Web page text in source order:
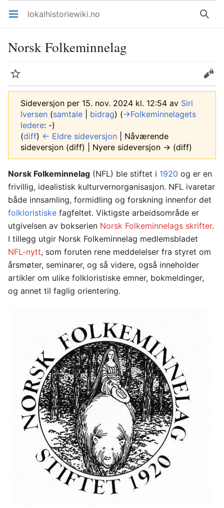
Åpne hovedmenyen lokalhistoriewiki.no Søk
Norsk Folkeminnelag
Overvåk Rediger
Sideversjon per 15. nov. 2024 kl. 12:54 av Siri
Iversen (samtale bidrag) (→‎Folkeminnelagets
ledere: -)
(diff) ← Eldre sideversjon | Nåværende
sideversjon (diff) | Nyere sideversjon → (diff)
Norsk Folkeminnelag (NFL) ble stiftet i 1920 og er en
frivillig, idealistisk kulturvernorganisasjon. NFL ivaretar
både innsamling, formidling og forskning innenfor det
folkloristiske fagfeltet. Viktigste arbeidsområde er
utgivelsen av bokserien Norsk Folkeminnelags skrifter.
I tillegg utgir Norsk Folkeminnelag medlemsbladet
NFL-nytt, som foruten rene meddelelser fra styret om
årsmøter, seminarer, og så videre, også inneholder
artikler om ulike folkloristiske emner, bokmeldinger,
og annet til faglig orientering.